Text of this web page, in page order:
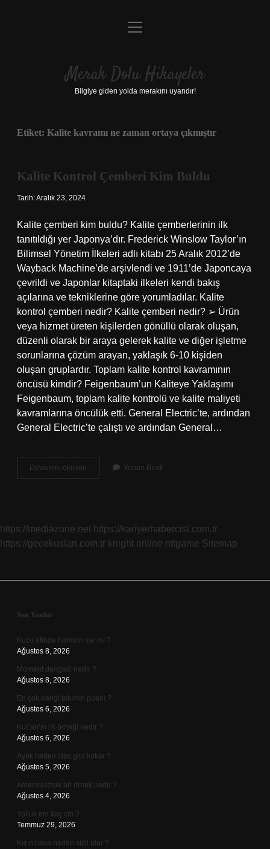
Anasayfa
Yasal Uyarı
menüyü
Merak Dolu Hikayeler
Bilgiye giden yolda merakını uyandır!
Etiket: Kalite kavramı ne zaman ortaya çıkmıştır
Kalite Kontrol Çemberi Kim Buldu
Tarih: Aralık 23, 2024
Kalite çemberi kim buldu? Kalite çemberlerinin ilk
tanıtıldığı yer Japonya’dır. Frederick Winslow Taylor’ın
Bilimsel Yönetim İlkeleri adlı kitabı 25 Aralık 2012’de
Wayback Machine’de arşivlendi ve 1911’de Japoncaya
çevrildi ve Japonlar kitaptaki ilkeleri kendi bakış
açılarına ve tekniklerine göre yorumladılar. Kalite
kontrol çemberi nedir? Kalite çemberi nedir? ➢ Ürün
veya hizmet üreten kişilerden gönüllü olarak oluşan,
düzenli olarak bir araya gelerek kalite ve diğer işletme
sorunlarına çözüm arayan, yaklaşık 6-10 kişiden
oluşan gruplardır. Toplam kalite kontrol kavramının
öncüsü kimdir? Feigenbaum’un Kaliteye Yaklaşımı
Feigenbaum, toplam kalite kontrolü ve kalite maliyeti
kavramlarına öncülük etti. General Electric’te, ardından
General Electric’te çalıştı ve ardından General…
Devamını okuyun
Kontrol
Yorum Bırak
https://mediazone.net https://kariyerhabercisi.com.tr
https://gecekuslari.com.tr knight online nttgame Sitemap
Sidebar
Son Yazılar
Kuzu etinde hormon var mı ?
Ağustos 8, 2026
Moment dengesi nedir ?
Ağustos 8, 2026
En çok hangi takımın puanı ?
Ağustos 6, 2026
Kur’an’ın ilk örneği nedir ?
Ağustos 6, 2026
Ayak neden cips gibi kokar ?
Ağustos 5, 2026
Amensalizme bir örnek nedir ?
Ağustos 4, 2026
Yolluk eni kaç cm ?
Temmuz 29, 2026
Kışın hava neden sisli olur ?